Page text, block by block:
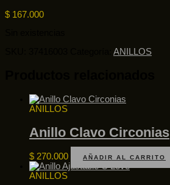
$ 167.000
ANILLOS
ANILLOS
Anillo Clavo Circonias
$ 270.000 AÑADIR AL CARRITO
ANILLOS